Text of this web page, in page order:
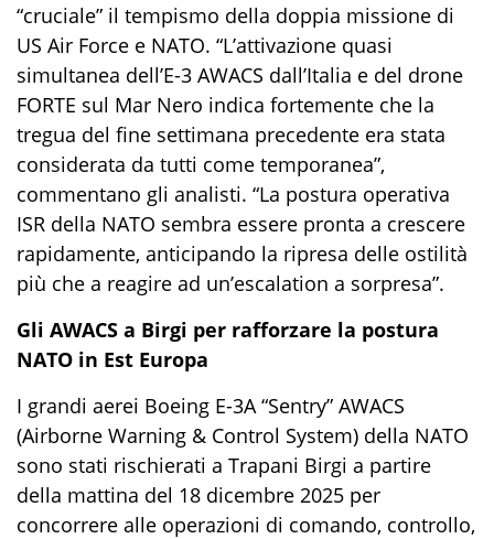
“cruciale” il tempismo della doppia missione di
US Air Force e NATO. “L’attivazione quasi
simultanea dell’E-3 AWACS dall’Italia e del drone
FORTE sul Mar Nero indica fortemente che la
tregua del fine settimana precedente era stata
considerata da tutti come temporanea”,
commentano gli analisti. “La postura operativa
ISR della NATO sembra essere pronta a crescere
rapidamente, anticipando la ripresa delle ostilità
più che a reagire ad un’escalation a sorpresa”.
Gli AWACS a Birgi per rafforzare la postura
NATO in Est Europa
I grandi aerei Boeing E-3A “Sentry” AWACS
(Airborne Warning & Control System) della NATO
sono stati rischierati a Trapani Birgi a partire
della mattina del 18 dicembre 2025 per
concorrere alle operazioni di comando, controllo,